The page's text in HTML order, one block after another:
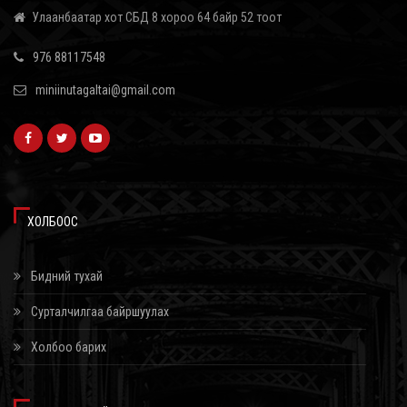
ЗҮЙЛСИЙГ АНХААРАХ ЁСТОЙ
АВЛИГЫН ХӨРӨНГИЙГ ХУРААЖ, ОЛОН НИЙТИЙН САЙН САЙХНЫ
ХӨГЖИЛД ЗАРЦУУЛАХ ХУУЛЬ ТАНИЛЦУУЛЛАА
2026/08/06
2026/08/06
ДУУЧИН РИАННА УРГАЦЫН БАЯРТ ЗОРИУЛСАН КАРНАВАЛД
ОРОЛЦЖЭЭ
Улаанбаатар хот СБД 8 хороо 64 байр 52 тоот
976 88117548
miniinutagaltai@gmail.com
ХОЛБООС
Бидний тухай
Сурталчилгаа байршуулах
Холбоо барих